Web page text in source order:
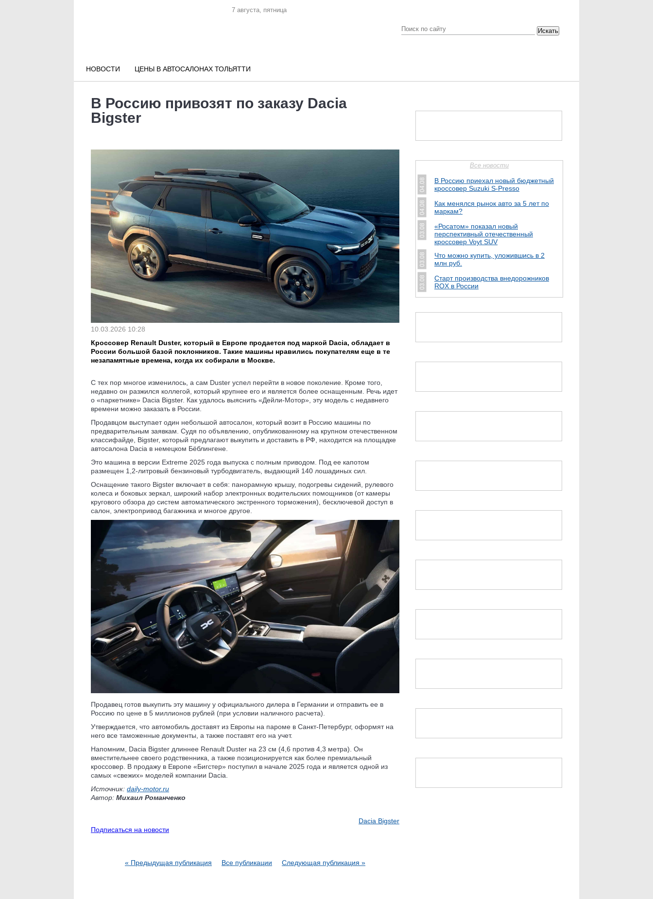
7 августа, пятница
Искать
НОВОСТИ ЦЕНЫ В АВТОСАЛОНАХ ТОЛЬЯТТИ
В Россию привозят по заказу Dacia
Bigster
10.03.2026 10:28
Кроссовер Renault Duster, который в Европе продается под маркой Dacia, обладает в
России большой базой поклонников. Такие машины нравились покупателям еще в те
незапамятные времена, когда их собирали в Москве.
С тех пор многое изменилось, а сам Duster успел перейти в новое поколение. Кроме того,
недавно он разжился коллегой, который крупнее его и является более оснащенным. Речь идет
о «паркетнике» Dacia Bigster. Как удалось выяснить «Дейли-Мотор», эту модель с недавнего
времени можно заказать в России.
Продавцом выступает один небольшой автосалон, который возит в Россию машины по
предварительным заявкам. Судя по объявлению, опубликованному на крупном отечественном
классифайде, Bigster, который предлагают выкупить и доставить в РФ, находится на площадке
автосалона Dacia в немецком Бёблингене.
Это машина в версии Extreme 2025 года выпуска с полным приводом. Под ее капотом
размещен 1,2-литровый бензиновый турбодвигатель, выдающий 140 лошадиных сил.
Оснащение такого Bigster включает в себя: панорамную крышу, подогревы сидений, рулевого
колеса и боковых зеркал, широкий набор электронных водительских помощников (от камеры
кругового обзора до систем автоматического экстренного торможения), бесключевой доступ в
салон, электропривод багажника и многое другое.
Продавец готов выкупить эту машину у официального дилера в Германии и отправить ее в
Россию по цене в 5 миллионов рублей (при условии наличного расчета).
Утверждается, что автомобиль доставят из Европы на пароме в Санкт-Петербург, оформят на
него все таможенные документы, а также поставят его на учет.
Напомним, Dacia Bigster длиннее Renault Duster на 23 см (4,6 против 4,3 метра). Он
вместительнее своего родственника, а также позиционируется как более премиальный
кроссовер. В продажу в Европе «Бигстер» поступил в начале 2025 года и является одной из
самых «свежих» моделей компании Dacia.
Источник: daily-motor.ru
Автор: Михаил Романченко
Dacia Bigster
Подписаться на новости
« Предыдущая публикация Все публикации Следующая публикация »
Все новости
04.08
В Россию приехал новый бюджетный
кроссовер Suzuki S-Presso
04.08
Как менялся рынок авто за 5 лет по
маркам?
03.08
«Росатом» показал новый
перспективный отечественный
кроссовер Voyt SUV
03.08
Что можно купить, уложившись в 2
млн руб.
03.08
Cтарт производства внедорожников
ROX в России